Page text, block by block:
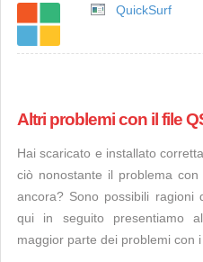
QuickSurf
Altri problemi con il file
Hai scaricato e installato
ciò nonostante il problema con
ancora? Sono possibili
qui in seguito presentiamo
maggior parte dei problemi con i